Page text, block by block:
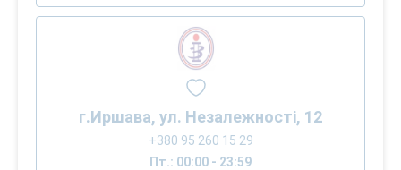
г.Иршава, ул. Незалежності, 12
+380 95 260 15 29
Пт.: 00:00 - 23:59